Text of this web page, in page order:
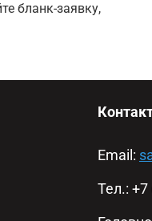
бланк-заявку,
Email:
Тел.: +7